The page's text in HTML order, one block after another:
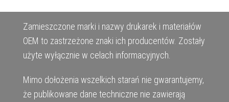
Zamieszczone marki i nazwy drukarek i materiałów
OEM to zastrzeżone znaki ich producentów. Zostały
użyte wyłącznie w celach informacyjnych.
Mimo dołożenia wszelkich starań nie gwarantujemy,
że publikowane dane techniczne nie zawierają